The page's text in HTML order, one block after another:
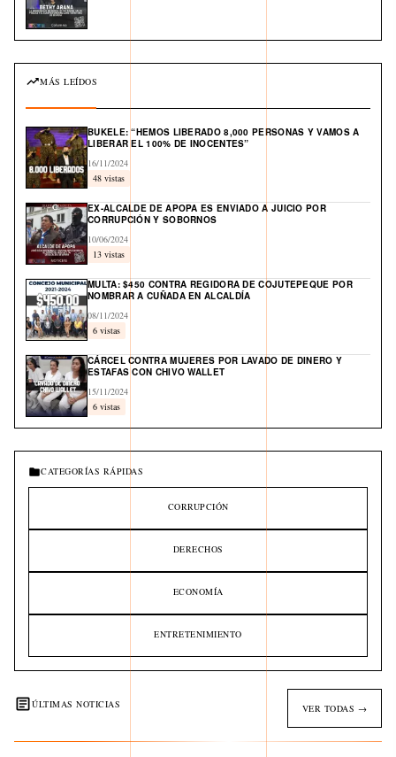
MÁS LEÍDOS
BUKELE: “HEMOS LIBERADO 8,000 PERSONAS Y VAMOS A
LIBERAR EL 100% DE INOCENTES”
16/11/2024
48 vistas
EX-ALCALDE DE APOPA ES ENVIADO A JUICIO POR
CORRUPCIÓN Y SOBORNOS
10/06/2024
13 vistas
MULTA: $450 CONTRA REGIDORA DE COJUTEPEQUE POR
NOMBRAR A CUÑADA EN ALCALDÍA
08/11/2024
6 vistas
CÁRCEL CONTRA MUJERES POR LAVADO DE DINERO Y
ESTAFAS CON CHIVO WALLET
15/11/2024
6 vistas
CATEGORÍAS RÁPIDAS
CORRUPCIÓN
DERECHOS
ECONOMÍA
ENTRETENIMIENTO
ÚLTIMAS NOTICIAS VER TODAS →